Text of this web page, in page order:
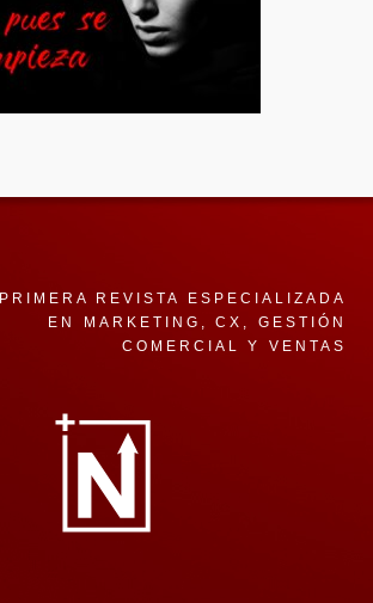
PRIMERA REVISTA ESPECIALIZADA
EN MARKETING, CX, GESTIÓN
COMERCIAL Y VENTAS